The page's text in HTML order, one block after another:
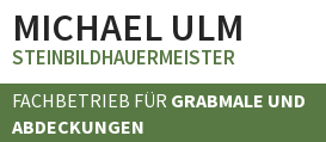
MICHAEL ULM
STEINBILDHAUERMEISTER
FACHBETRIEB FÜR GRABMALE UND
ABDECKUNGEN